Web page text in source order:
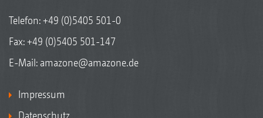
Telefon:+49 (0)5405 501-0
Fax: +49 (0)5405 501-147
E-Mail: amazone@amazone.de
Impressum
Datenschutz